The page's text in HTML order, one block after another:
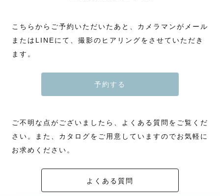
こちらからご予約いただいたあと、カメラマンがメール
またはLINEにて、撮影のヒアリングをさせていただき
ます。
予約する
ご不明な点がございましたら、よくある質問をご覧くだ
さい。また、カタログをご用意していますのでお気軽に
お求めください。
よくある質問